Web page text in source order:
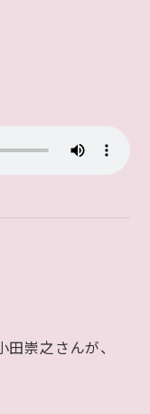
崇之さんが、